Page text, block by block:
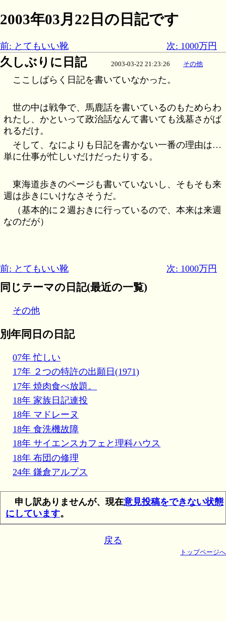
2003年03月22日の日記です
前: とてもいい靴 次: 1000万円
久しぶりに日記 2003-03-22 21:23:26 その他
ここしばらく日記を書いていなかった。
世の中は戦争で、馬鹿話を書いているのもためらわ
れたし、かといって政治話なんて書いても浅墓さがば
れるだけ。
そして、なによりも日記を書かない一番の理由は…
単に仕事が忙しいだけだったりする。
東海道歩きのページも書いていないし、そもそも来
週は歩きにいけなさそうだ。
（基本的に２週おきに行っているので、本来は来週
なのだが）
前: とてもいい靴 次: 1000万円
同じテーマの日記(最近の一覧)
その他
別年同日の日記
07年 忙しい
17年 ２つの特許の出願日(1971)
17年 焼肉食べ放題。
18年 家族日記連投
18年 マドレーヌ
18年 食洗機故障
18年 サイエンスカフェと理科ハウス
18年 布団の修理
24年 鎌倉アルプス
申し訳ありませんが、現在意見投稿をできない状態
にしています。
戻る
トップページへ